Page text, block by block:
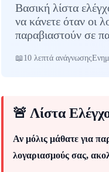
Βασική λίστα
να κάνετε όταν οι
παραβιαστούν σε
10 λεπτά ανάγνωσης
🚨 Λίστα
Αν μόλις μάθατε για
λογαριασμούς σας,